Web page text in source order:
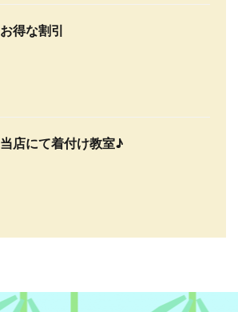
お得な割引
当店にて着付け教室♪